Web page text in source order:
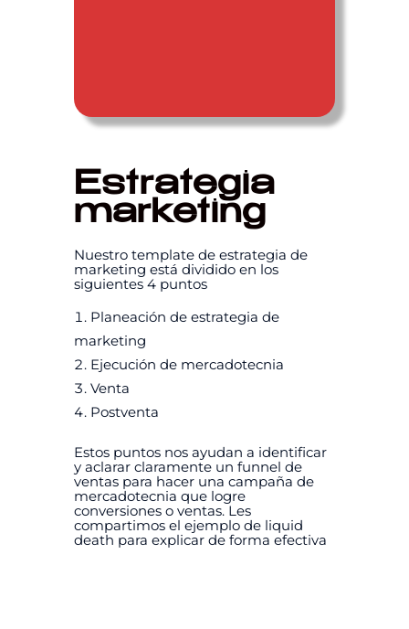
Estrategia
marketing
Nuestro template de estrategia de
marketing está dividido en los
siguientes 4 puntos
Planeación de estrategia de
marketing
Ejecución de mercadotecnia
Venta
Postventa
Estos puntos nos ayudan a identificar
y aclarar claramente un funnel de
ventas para hacer una campaña de
mercadotecnia que logre
conversiones o ventas. Les
compartimos el ejemplo de liquid
death para explicar de forma efectiva